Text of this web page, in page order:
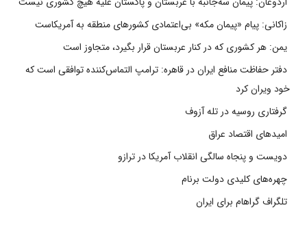
زاکانی: پیام «پیمان مکه» بی‌اعتمادی کشورهای منطقه به آمریکاست
یمن: هر کشوری که در کنار عربستان قرار بگیرد، متجاوز است
دفتر حفاظت منافع ایران در قاهره: ترامپ التماس‌کننده توافقی است که
خود ویران کرد
گرفتاری روسیه در تله آزوف
امیدهای اقتصاد عراق
دویست و پنجاه سالگی انقلاب آمریکا در ترازو
چهره‌های کلیدی دولت برنام
تلگراف گراهام برای ایران